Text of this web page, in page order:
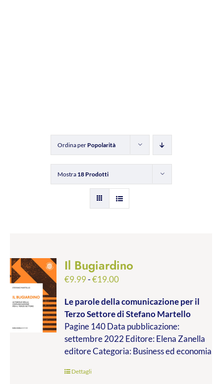
Ordina per Popolarità
Mostra 18 Prodotti
Il Bugiardino
€9.99-€19.00Fascia
prezzo:
da
€9.99
a
€19.00
Le parole della comunicazione per il
Terzo Settoredi Stefano Martello
Pagine 140 Data pubblicazione:
settembre 2022 Editore: Elena Zanella
editore Categoria: Business ed economia
Dettagli